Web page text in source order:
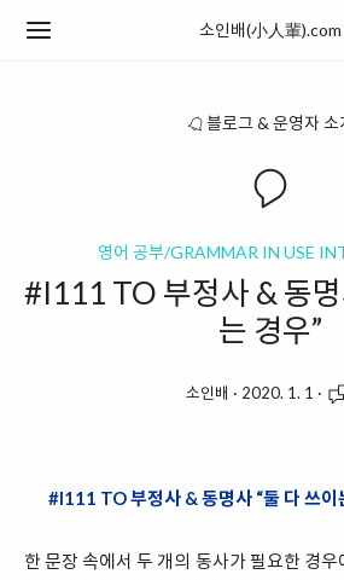
소인배(小人輩).com
블로그 & 운영자 소
영어 공부/GRAMMAR IN USE
#I111 TO 부정사 & 동명
는 경우”
소인배 · 2020. 1. 1 ·
#I111 TO 부정사 & 동명사 “둘 다 쓰이
한 문장 속에서 두 개의 동사가 필요한 경